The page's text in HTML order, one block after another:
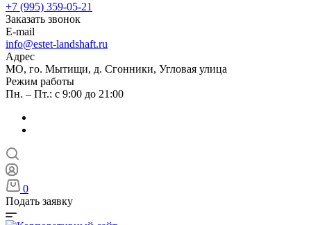
+7 (995) 359-05-21
Заказать звонок
E-mail
info@estet-landshaft.ru
Адрес
МО, го. Мытищи, д. Сгонники, Угловая улица
Режим работы
Пн. – Пт.: с 9:00 до 21:00
0
Подать заявку